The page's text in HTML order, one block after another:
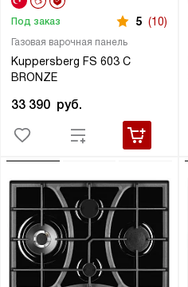
Газовая варочная панель
Kuppersberg FS 603 C
BRONZE
Под заказ 5 (10)
33 390 руб.